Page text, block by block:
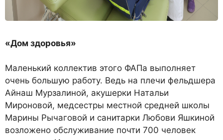
«Дом здоровья»
Маленький коллектив этого ФАПа выполняет
очень большую работу. Ведь на плечи фельдшера
Айнаш Мурзалиной, акушерки Натальи
Мироновой, медсестры местной средней школы
Марины Рычаговой и санитарки Любови Яшкиной
возложено обслуживание почти 700 человек